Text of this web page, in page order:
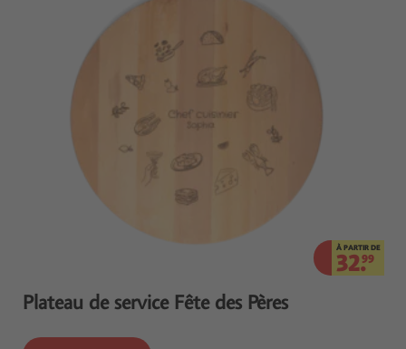
À PARTIR DE
32.99
Plateau de service Fête des Pères